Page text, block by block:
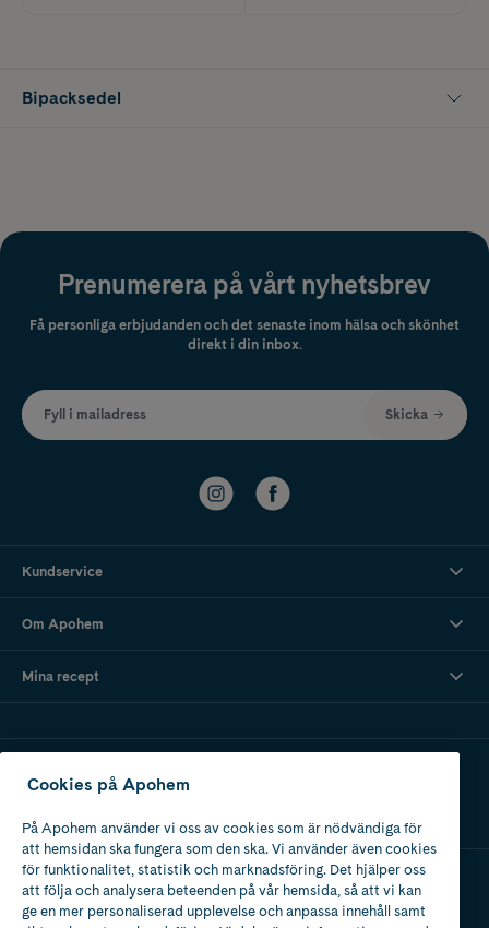
Bipacksedel
Prenumerera på vårt nyhetsbrev
Få personliga erbjudanden och det senaste inom hälsa och skönhet
direkt i din inbox.
Fyll i mailadress Skicka
Kundservice
Om Apohem
Mina recept
Apotek med tillstånd
av Läkemedelsverket
Cookies på Apohem
På Apohem använder vi oss av cookies som är nödvändiga för
att hemsidan ska fungera som den ska. Vi använder även cookies
för funktionalitet, statistik och marknadsföring. Det hjälper oss
att följa och analysera beteenden på vår hemsida, så att vi kan
ge en mer personaliserad upplevelse och anpassa innehåll samt